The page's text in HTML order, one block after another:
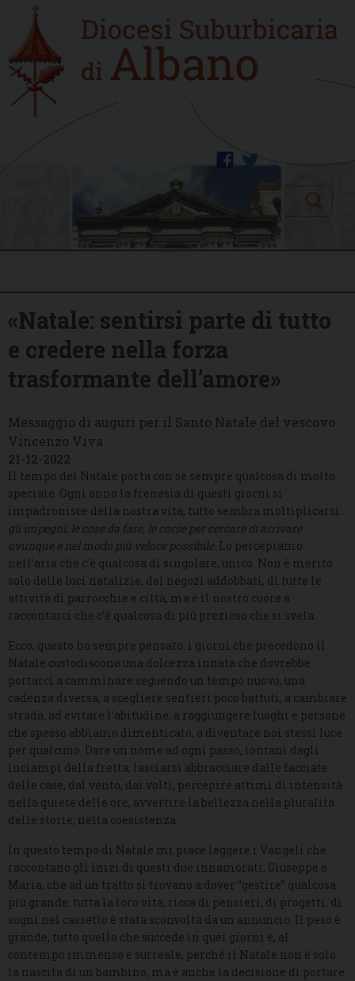
content
Home
new
twitter
facebook
Search
«Natale: sentirsi parte di tutto
e credere nella forza
trasformante dell’amore»
Messaggio di auguri per il Santo Natale del vescovo
Vincenzo Viva
21-12-2022
Il tempo del Natale porta con sé sempre qualcosa di molto
speciale. Ogni anno la frenesia di questi giorni si
impadronisce della nostra vita, tutto sembra moltiplicarsi:
gli impegni, le cose da fare, le corse per cercare di arrivare
ovunque e nel modo più veloce possibile. Lo percepiamo
nell’aria che c’è qualcosa di singolare, unico. Non è merito
solo delle luci natalizie, dei negozi addobbati, di tutte le
attività di parrocchie e città, ma è il nostro cuore a
raccontarci che c’è qualcosa di più prezioso che si svela.
Ecco, questo ho sempre pensato: i giorni che precedono il
Natale custodiscono una dolcezza innata che dovrebbe
portarci a camminare seguendo un tempo nuovo, una
cadenza diversa, a scegliere sentieri poco battuti, a cambiare
strada, ad evitare l’abitudine, a raggiungere luoghi e persone
che spesso abbiamo dimenticato, a diventare noi stessi luce
per qualcuno. Dare un nome ad ogni passo, lontani dagli
inciampi della fretta, lasciarsi abbracciare dalle facciate
delle case, dal vento, dai volti, percepire attimi di intensità
nella quiete delle ore, avvertire la bellezza nella pluralità
delle storie, nella coesistenza.
In questo tempo di Natale mi piace leggere i Vangeli che
raccontano gli inizi di questi due innamorati, Giuseppe e
Maria, che ad un tratto si trovano a dover “gestire” qualcosa
più grande: tutta la loro vita, ricca di pensieri, di progetti, di
sogni nel cassetto è stata sconvolta da un annuncio. Il peso è
grande, tutto quello che succede in quei giorni è, al
contempo immenso e surreale, perché il Natale non è solo
la nascita di un bambino, ma è anche la decisione di portare